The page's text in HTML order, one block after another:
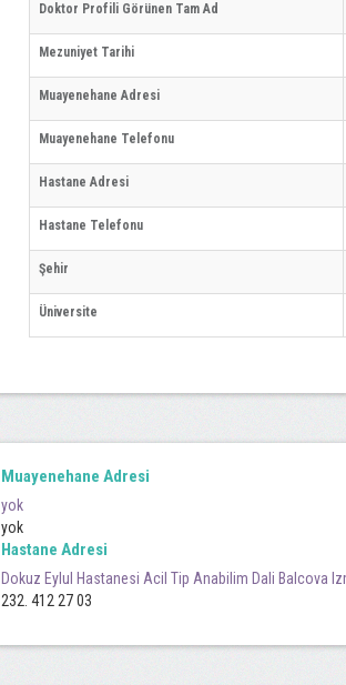
Doktor Profili Görünen Tam Ad
Mezuniyet Tarihi
Muayenehane Adresi
Muayenehane Telefonu
Hastane Adresi
Hastane Telefonu
Şehir
Üniversite
Muayenehane Adresi
yok
yok
Hastane Adresi
Dokuz Eylul Hastanesi Acil Tip Anabilim Dali Balcova
232. 412 27 03